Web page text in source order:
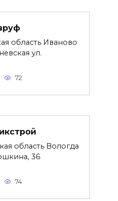
область Иваново
ул.
72
область Вологда
36
74